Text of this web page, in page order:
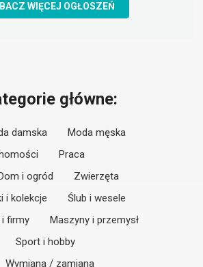
WIĘCEJ OGŁOSZEŃ
główne:
damska
Moda męska
Praca
i ogród
Zwierzęta
i kolekcje
Ślub i wesele
i firmy
Maszyny i przemysł
Sport i hobby
Wymiana / zamiana